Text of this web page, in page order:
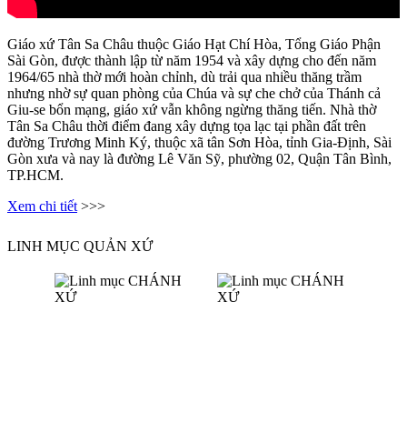
Giáo xứ Tân Sa Châu thuộc Giáo Hạt Chí Hòa, Tổng Giáo Phận
Sài Gòn, được thành lập từ năm 1954 và xây dựng cho đến năm
1964/65 nhà thờ mới hoàn chỉnh, dù trải qua nhiều thăng trầm
nhưng nhờ sự quan phòng của Chúa và sự che chở của Thánh cả
Giu-se bổn mạng, giáo xứ vẫn không ngừng thăng tiến. Nhà thờ
Tân Sa Châu thời điểm đang xây dựng tọa lạc tại phần đất trên
đường Trương Minh Ký, thuộc xã tân Sơn Hòa, tỉnh Gia-Định, Sài
Gòn xưa và nay là đường Lê Văn Sỹ, phường 02, Quận Tân Bình,
TP.HCM.
Xem chi tiết >>>
LINH MỤC QUẢN XỨ